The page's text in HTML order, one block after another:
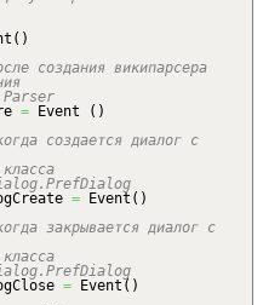
( )
создания википарсера
Parser
= Event ( )
создается диалог с
= Event ( )
закрывается диалог с
= Event ( )